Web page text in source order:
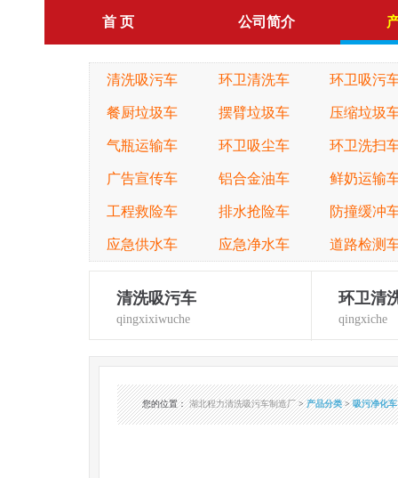
首 页 公司简介
清洗吸污车 环卫清洗车 环卫吸污
餐厨垃圾车 摆臂垃圾车 压缩垃圾
气瓶运输车 环卫吸尘车 环卫洗扫
广告宣传车 铝合金油车 鲜奶运输
工程救险车 排水抢险车 防撞缓冲
应急供水车 应急净水车 道路检测
清洗吸污车
qingxixiwuche
环卫清
qingxiche
您的位置：湖北程力清洗吸污车制造厂>产品分类>吸污净化车